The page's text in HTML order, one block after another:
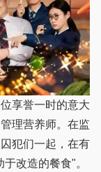
享誉一时的意大
理营养师。在监
犯们一起，在有
改造的餐食"。